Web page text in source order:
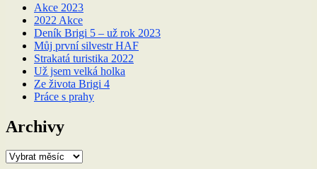
Akce 2023
2022 Akce
Deník Brigi 5 – už rok 2023
Můj první silvestr HAF
Strakatá turistika 2022
Už jsem velká holka
Ze života Brigi 4
Práce s prahy
Archivy
Archivy